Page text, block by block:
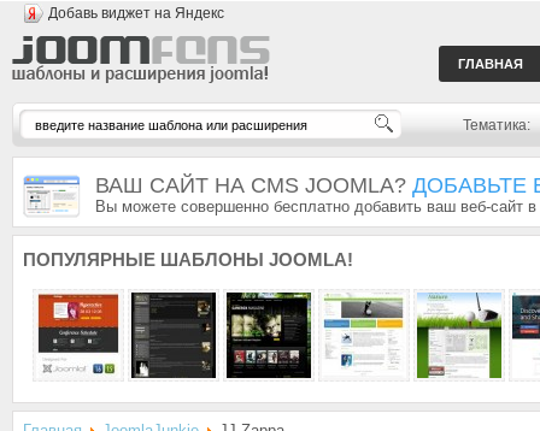
Добавь виджет на Яндекс
ГЛАВНАЯ
Тематика:
ВАШ САЙТ НА CMS JOOMLA? ДОБАВЬТЕ
Вы можете совершенно бесплатно добавить ваш веб-сайт
ПОПУЛЯРНЫЕ ШАБЛОНЫ JOOMLA!